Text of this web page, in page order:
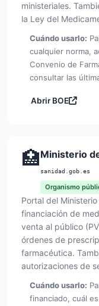
ministeriales.
la Ley del
Cuándo usarlo:
cualquier norma,
Convenio de
consultar las
Abrir BOE
🏥Ministerio
sanidad.gob.es
Organismo
Portal del
financiación de
venta al público
órdenes de
farmacéutica.
autorizaciones de
Cuándo usarlo:
financiado, cuál